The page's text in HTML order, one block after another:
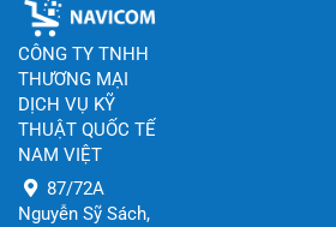
CÔNG TY TNHH
THƯƠNG MẠI
DỊCH VỤ KỸ
THUẬT QUỐC TẾ
NAM VIỆT
87/72A
Nguyễn Sỹ Sách,